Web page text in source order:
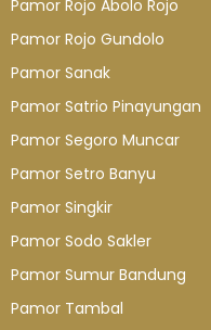
Pamor Rojo Abolo Rojo
Pamor Rojo Gundolo
Pamor Sanak
Pamor Satrio Pinayungan
Pamor Segoro Muncar
Pamor Setro Banyu
Pamor Singkir
Pamor Sodo Sakler
Pamor Sumur Bandung
Pamor Tambal